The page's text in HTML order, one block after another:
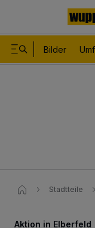
Bilder
Stadtteile
Aktion in Elberfeld